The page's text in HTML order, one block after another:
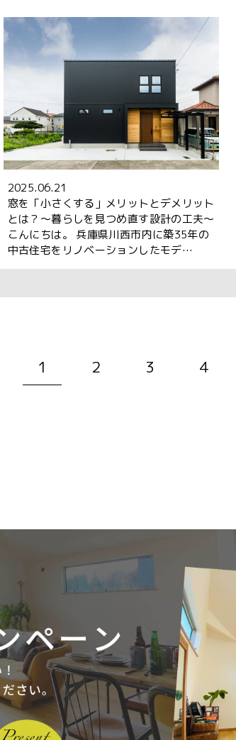
2025.06.21
窓を「小さくする」メリットとデメリット
とは？～暮らしを見つめ直す設計の工夫～
こんにちは。 兵庫県川西市内に築35年の
中古住宅をリノベーションしたモデ…
1 2 3 4